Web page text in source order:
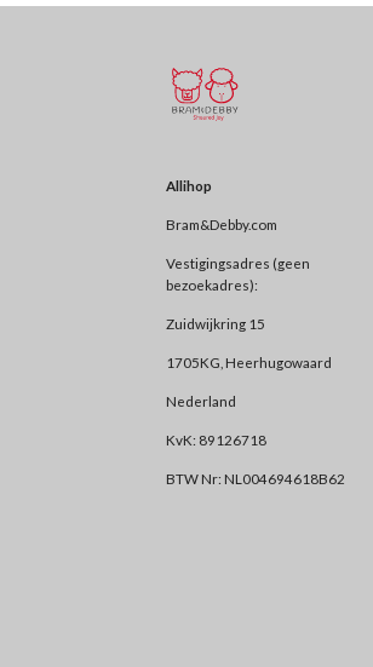
Allihop
Bram&Debby.com
Vestigingsadres (geen
bezoekadres):
Zuidwijkring 15
1705KG, Heerhugowaard
Nederland
KvK: 89126718
BTW Nr: NL004694618B62